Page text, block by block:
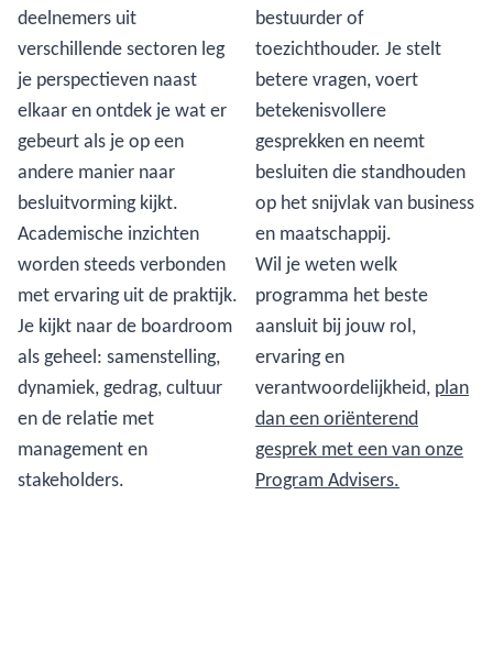
deelnemers uit
verschillende sectoren leg
je perspectieven naast
elkaar en ontdek je wat er
gebeurt als je op een
andere manier naar
besluitvorming kijkt.
Academische inzichten
worden steeds verbonden
met ervaring uit de praktijk.
Je kijkt naar de boardroom
als geheel: samenstelling,
dynamiek, gedrag, cultuur
en de relatie met
management en
stakeholders.
bestuurder of
toezichthouder. Je stelt
betere vragen, voert
betekenisvollere
gesprekken en neemt
besluiten die standhouden
op het snijvlak van business
en maatschappij.
Wil je weten welk
programma het beste
aansluit bij jouw rol,
ervaring en
verantwoordelijkheid, plan
dan een oriënterend
gesprek met een van onze
Program Advisers.